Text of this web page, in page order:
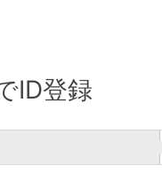
ID登録